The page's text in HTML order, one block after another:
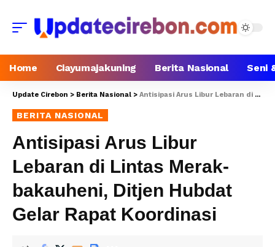
Home Ciayumajakuning Berita Nasional Seni
Update Cirebon > Berita Nasional > Antisipasi Arus Libur Lebaran di Lintas Merak-bakauheni, Ditjen Hubdat Gelar Rapat Koordinasi
BERITA NASIONAL
Antisipasi Arus Libur
Lebaran di Lintas Merak-
bakauheni, Ditjen Hubdat
Gelar Rapat Koordinasi